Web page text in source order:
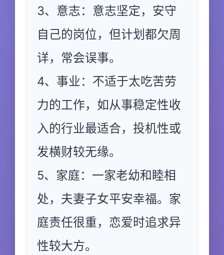
3、意志：意志坚定，安守
自己的岗位，但计划都欠周
详，常会误事。
4、事业：不适于太吃苦劳
力的工作，如从事稳定性收
入的行业最适合，投机性或
发横财较无缘。
5、家庭：一家老幼和睦相
处，夫妻子女平安幸福。家
庭责任很重，恋爱时追求异
性较大方。